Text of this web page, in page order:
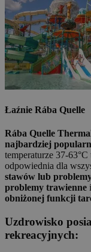
Łaźnie Rába Quelle
Rába Quelle
najbardziej
temperaturze 37-
odpowiednia dla
stawów lub
problemy trawienne
obniżonej funkcji
Uzdrowisko
rekreacyjnych: